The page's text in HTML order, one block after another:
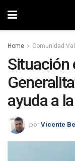
Home Comunidad
Situación
ayuda a
por Vicente